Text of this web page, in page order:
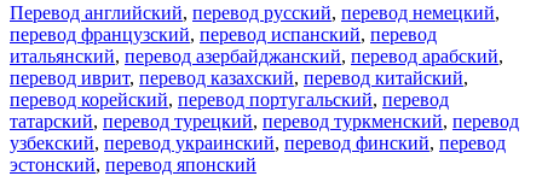
Перевод английский, перевод русский, перевод немецкий,
перевод французский, перевод испанский, перевод
итальянский, перевод азербайджанский, перевод арабский,
перевод иврит, перевод казахский, перевод китайский,
перевод корейский, перевод португальский, перевод
татарский, перевод турецкий, перевод туркменский, перевод
узбекский, перевод украинский, перевод финский, перевод
эстонский, перевод японский